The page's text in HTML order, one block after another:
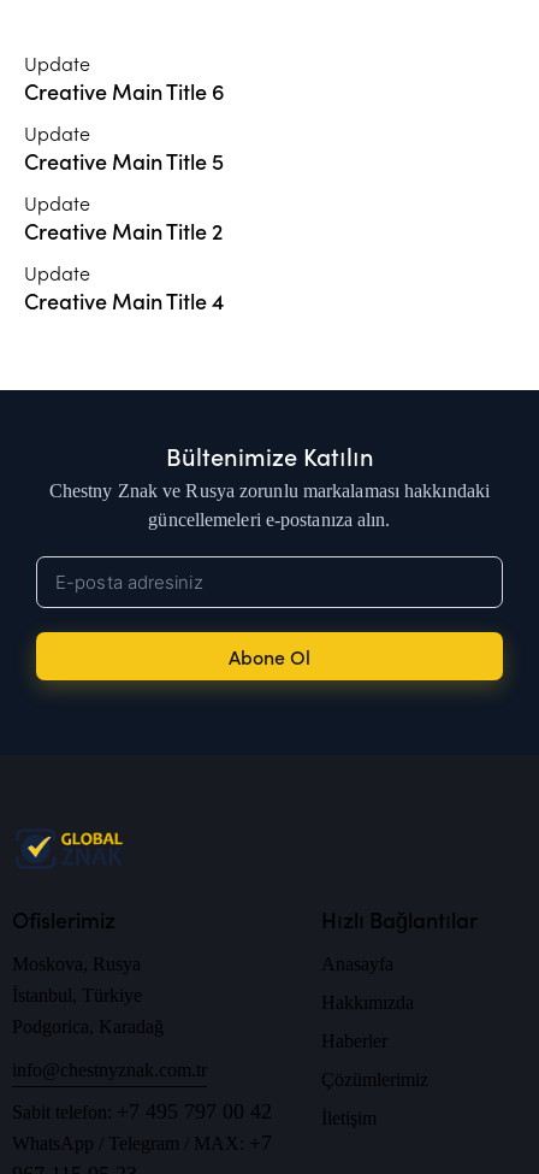
Update
Creative Main Title 6
Update
Creative Main Title 5
Update
Creative Main Title 2
Update
Creative Main Title 4
Bültenimize Katılın
Chestny Znak ve Rusya zorunlu markalaması hakkındaki
güncellemeleri e-postanıza alın.
Abone Ol
Ofislerimiz
Moskova, Rusya
İstanbul, Türkiye
Podgorica, Karadağ
info@chestnyznak.com.tr
Sabit telefon: +7 495 797 00 42
WhatsApp / Telegram / MAX: +7
Hızlı Bağlantılar
Anasayfa
Hakkımızda
Haberler
Çözümlerimiz
İletişim